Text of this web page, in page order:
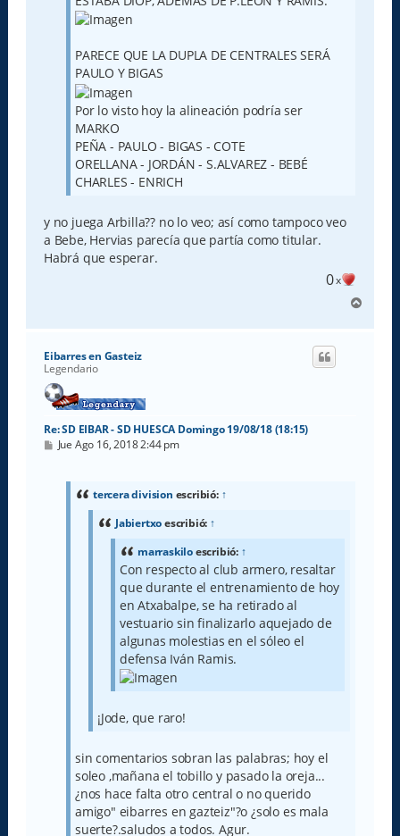
PARECE QUE LA DUPLA DE CENTRALES SERÁ
PAULO Y BIGAS
Por lo visto hoy la alineación podría ser
MARKO
PEÑA - PAULO - BIGAS - COTE
ORELLANA - JORDÁN - S.ALVAREZ - BEBÉ
CHARLES - ENRICH
y no juega Arbilla?? no lo veo; así como tampoco veo
a Bebe, Hervias parecía que partía como titular.
Habrá que esperar.
0x
r
Eibarres en Gasteiz
Legendario
Re: SD EIBAR - SD HUESCA Domingo 19/08/18 (18:15)
M
Jue Ago 16, 2018 2:44 pm
tercera division escribió: ↑
Jabiertxoescribió: ↑
marraskiloescribió: ↑
Con respecto al club armero, resaltar
que durante el entrenamiento de hoy
en Atxabalpe, se ha retirado al
vestuario sin finalizarlo aquejado de
algunas molestias en el sóleo el
defensa Iván Ramis.
¡Jode, que raro!
sin comentarios sobran las palabras; hoy el
soleo ,mañana el tobillo y pasado la oreja...
¿nos hace falta otro central o no querido
amigo" eibarres en gazteiz"?o ¿solo es mala
suerte?.saludos a todos. Agur.